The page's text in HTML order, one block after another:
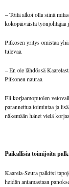
– Töitä alkoi olla siinä
kokopäiväistä
Pitkosen yritys omistaa
tulevaa.
– En ole lähdössä
Pitkonen nauraa.
Eli korjaamopuolen
parannettua toimintaa ja
näkemään hänet vielä
Paikallisia toimijoita
Kaarela-Seura palkitsi
heidän antamastaan